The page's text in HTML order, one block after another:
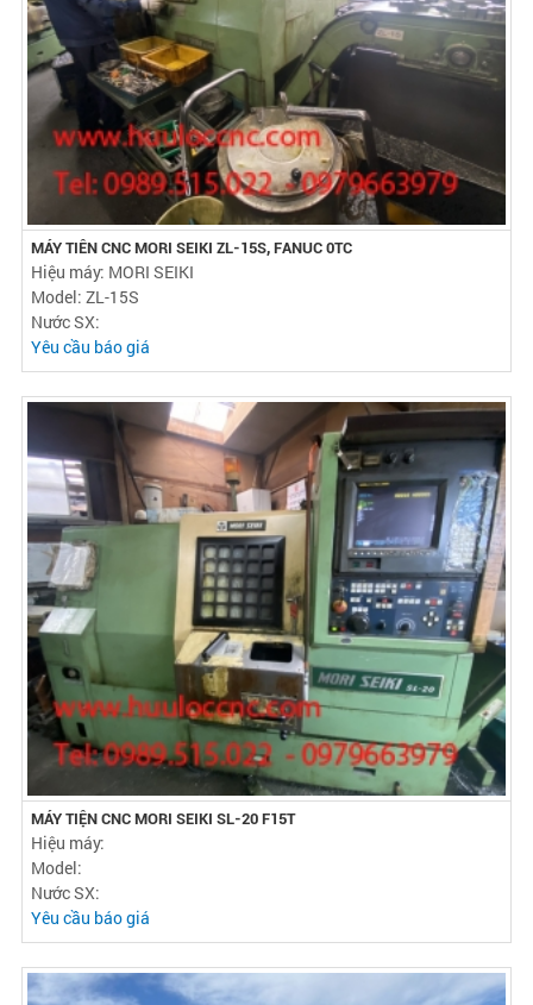
MÁY TIÊN CNC MORI SEIKI ZL-15S, FANUC 0TC
Hiệu máy: MORI SEIKI
Model: ZL-15S
Nước SX:
Yêu cầu báo giá
MÁY TIỆN CNC MORI SEIKI SL-20 F15T
Hiệu máy:
Model:
Nước SX:
Yêu cầu báo giá